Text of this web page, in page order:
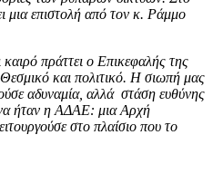
μια επιστολή από τον κ. Ράμμο
πράττει ο Επικεφαλής της
και πολιτικό. Η σιωπή μας
αδυναμία, αλλά στάση ευθύνης
ήταν η ΑΔΑΕ: μια Αρχή
στο πλαίσιο που το